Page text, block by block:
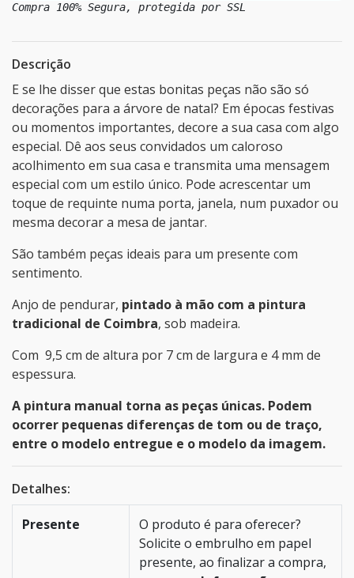
Compra 100% Segura, protegida por SSL
Descrição
E se lhe disser que estas bonitas peças não são só
decorações para a árvore de natal? Em épocas festivas
ou momentos importantes, decore a sua casa com algo
especial. Dê aos seus convidados um caloroso
acolhimento em sua casa e transmita uma mensagem
especial com um estilo único. Pode acrescentar um
toque de requinte numa porta, janela, num puxador ou
mesma decorar a mesa de jantar.
São também peças ideais para um presente com
sentimento.
Anjo de pendurar, pintado à mão com a pintura
tradicional de Coimbra, sob madeira.
Com 9,5 cm de altura por 7 cm de largura e 4 mm de
espessura.
A pintura manual torna as peças únicas. Podem
ocorrer pequenas diferenças de tom ou de traço,
entre o modelo entregue e o modelo da imagem.
Detalhes:
Presente
O produto é para oferecer?
Solicite o embrulho em papel
presente, ao finalizar a compra,